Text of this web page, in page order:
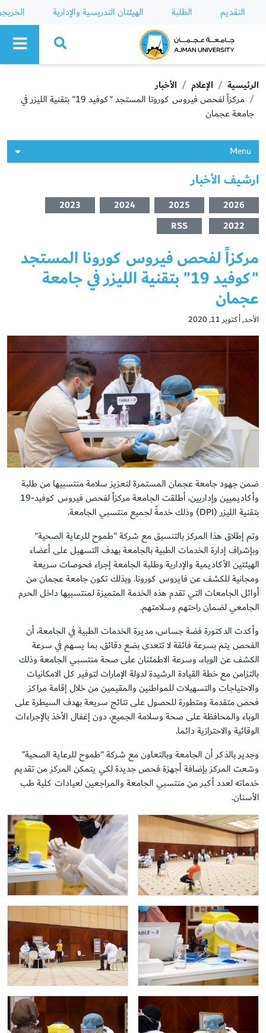
التقديم الطلبة الهيئتان التدريسية والإدارية
Ajman University
الرئيسية الإعلام
الأخبار
مركزاً لفحص فيروس كورونا المستجد "كوفيد 19" بتقنية الليزر في
جامعة عجمان
Menu
ارشيف الأخبار
2026
2025
2024
2023
2022
RSS
مركزاً لفحص فيروس كورونا المستجد
"كوفيد 19" بتقنية الليزر في جامعة
عجمان
الأحد, أكتوبر 11, 2020
ضمن جهود جامعة عجمان المستمرة لتعزيز سلامة منتسبيها من طلبة
وأكاديميين وإداريين، أطلقت الجامعة مركزاً لفحص فيروس كوفيد-19
بتقنية الليزر (DPI) وذلك خدمةً لجميع منتسبي الجامعة.
وتم إطلاق هذا المركز بالتنسيق مع شركة "طموح للرعاية الصحية"
وبإشراف إدارة الخدمات الطبية بالجامعة بهدف التسهيل على أعضاء
الهيئتين الأكاديمية والإدارية وطلبة الجامعة إجراء فحوصات سريعة
ومجانية للكشف عن فايروس كورونا. وبذلك تكون جامعة عجمان من
أوائل الجامعات التي تقدم هذه الخدمة المتميزة لمنتسبيها داخل الحرم
الجامعي لضمان راحتهم وسلامتهم.
وأكدت الدكتورة فضة جساس، مديرة الخدمات الطبية في الجامعة، أن
الفحص يتم بسرعة فائقة لا تتعدى بضع دقائق، بما يسهم في سرعة
الكشف عن الوباء، وسرعة الاطمئنان على صحة منتسبي الجامعة وذلك
بالتزامن مع خطة القيادة الرشيدة لدولة الإمارات لتوفير كل الامكانيات
والاحتياجات والتسهيلات للمواطنين والمقيمين من خلال إقامة مراكز
فحص متقدمة ومتطورة للحصول على نتائج سريعة بهدف السيطرة على
الوباء والمحافظة على صحة وسلامة الجميع، دون إغفال الأخذ بالإجراءات
الوقائية والاحترازية دائما.
وجدير بالذكر أن الجامعة وبالتعاون مع شركة "طموح للرعاية الصحية"
وسّعت المركز بإضافة أجهزة فحص جديدة لكي يتمكن المركز من تقديم
خدماته لعدد أكبر من منتسبي الجامعة والمراجعين لعيادات كلية طب
الأسنان.